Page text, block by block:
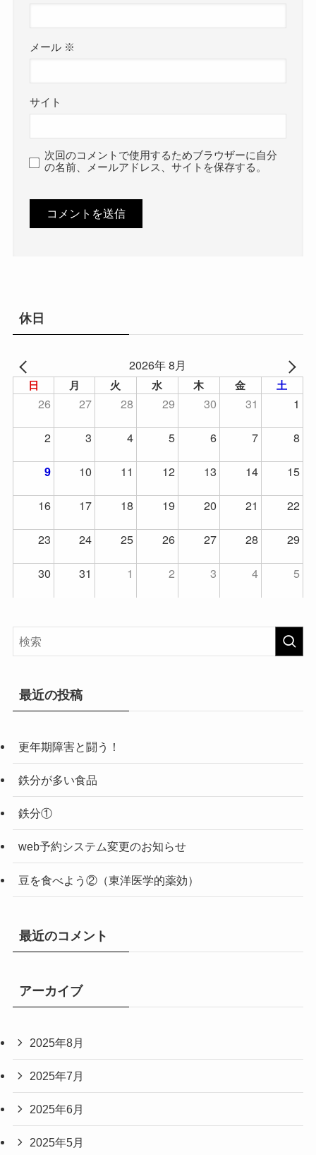
メール ※
サイト
次回のコメントで使用するためブラウザーに自分
の名前、メールアドレス、サイトを保存する。
休日
2026年 8月
日 月 火 水 木 金 土
26 27 28 29 30 31
1
2
3 4 5 6 7 8
9 10 11 12 13 14
15
16
17 18 19 20 21
22
23
24 25 26 27 28
29
30
31 1 2 3 4 5
最近の投稿
更年期障害と闘う！
鉄分が多い食品
鉄分①
web予約システム変更のお知らせ
豆を食べよう②（東洋医学的薬効）
最近のコメント
アーカイブ
2025年8月
2025年7月
2025年6月
2025年5月